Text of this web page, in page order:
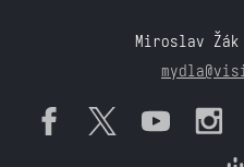
Miroslav Žák